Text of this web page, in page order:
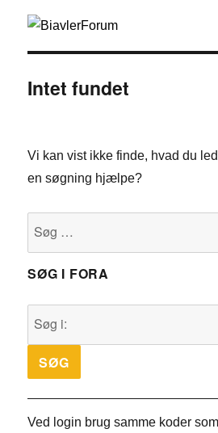
Intet fundet
Vi kan vist ikke finde, hvad du
en søgning hjælpe?
SØG I FORA
Ved login brug samme koder